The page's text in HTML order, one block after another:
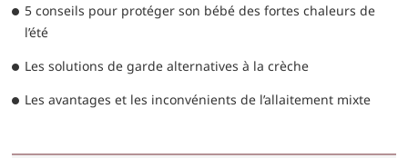
5 conseils pour protéger son bébé des fortes chaleurs de
l’été
Les solutions de garde alternatives à la crèche
Les avantages et les inconvénients de l’allaitement mixte